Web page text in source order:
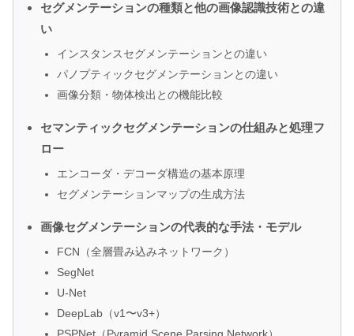
セグメンテーションの種類と他の画像認識技術との違
い
インスタンスセグメンテーションとの違い
パノプティックセグメンテーションとの違い
画像分類・物体検出との機能比較
セマンティックセグメンテーションの仕組みと処理フ
ロー
エンコーダ・デコーダ構造の基本原理
セグメンテーションマップの生成方法
画像セグメンテーションの代表的な手法・モデル
FCN（全層畳み込みネットワーク）
SegNet
U-Net
DeepLab（v1〜v3+）